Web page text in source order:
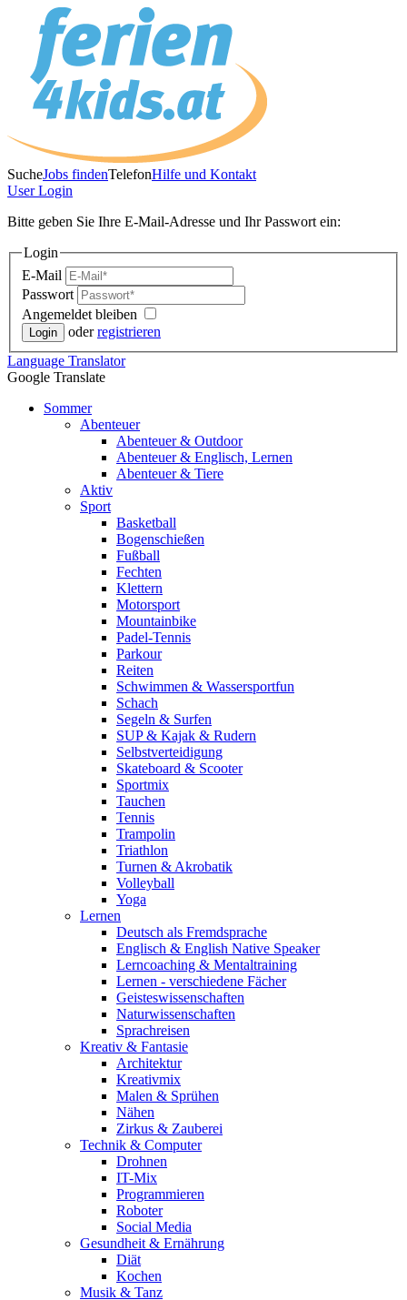
SucheJobs findenTelefonHilfe und Kontakt
UserLogin
Bitte geben Sie Ihre E-Mail-Adresse und Ihr Passwort ein:
Login
E-Mail
Passwort
Angemeldet bleiben
oderregistrieren
Language Translator
Google Translate
Sommer
Abenteuer
Abenteuer & Outdoor
Abenteuer & Englisch, Lernen
Abenteuer & Tiere
Aktiv
Sport
Basketball
Bogenschießen
Fußball
Fechten
Klettern
Motorsport
Mountainbike
Padel-Tennis
Parkour
Reiten
Schwimmen & Wassersportfun
Schach
Segeln & Surfen
SUP & Kajak & Rudern
Selbstverteidigung
Skateboard & Scooter
Sportmix
Tauchen
Tennis
Trampolin
Triathlon
Turnen & Akrobatik
Volleyball
Yoga
Lernen
Deutsch als Fremdsprache
Englisch & English Native Speaker
Lerncoaching & Mentaltraining
Lernen - verschiedene Fächer
Geisteswissenschaften
Naturwissenschaften
Sprachreisen
Kreativ & Fantasie
Architektur
Kreativmix
Malen & Sprühen
Nähen
Zirkus & Zauberei
Technik & Computer
Drohnen
IT-Mix
Programmieren
Roboter
Social Media
Gesundheit & Ernährung
Diät
Kochen
Musik & Tanz